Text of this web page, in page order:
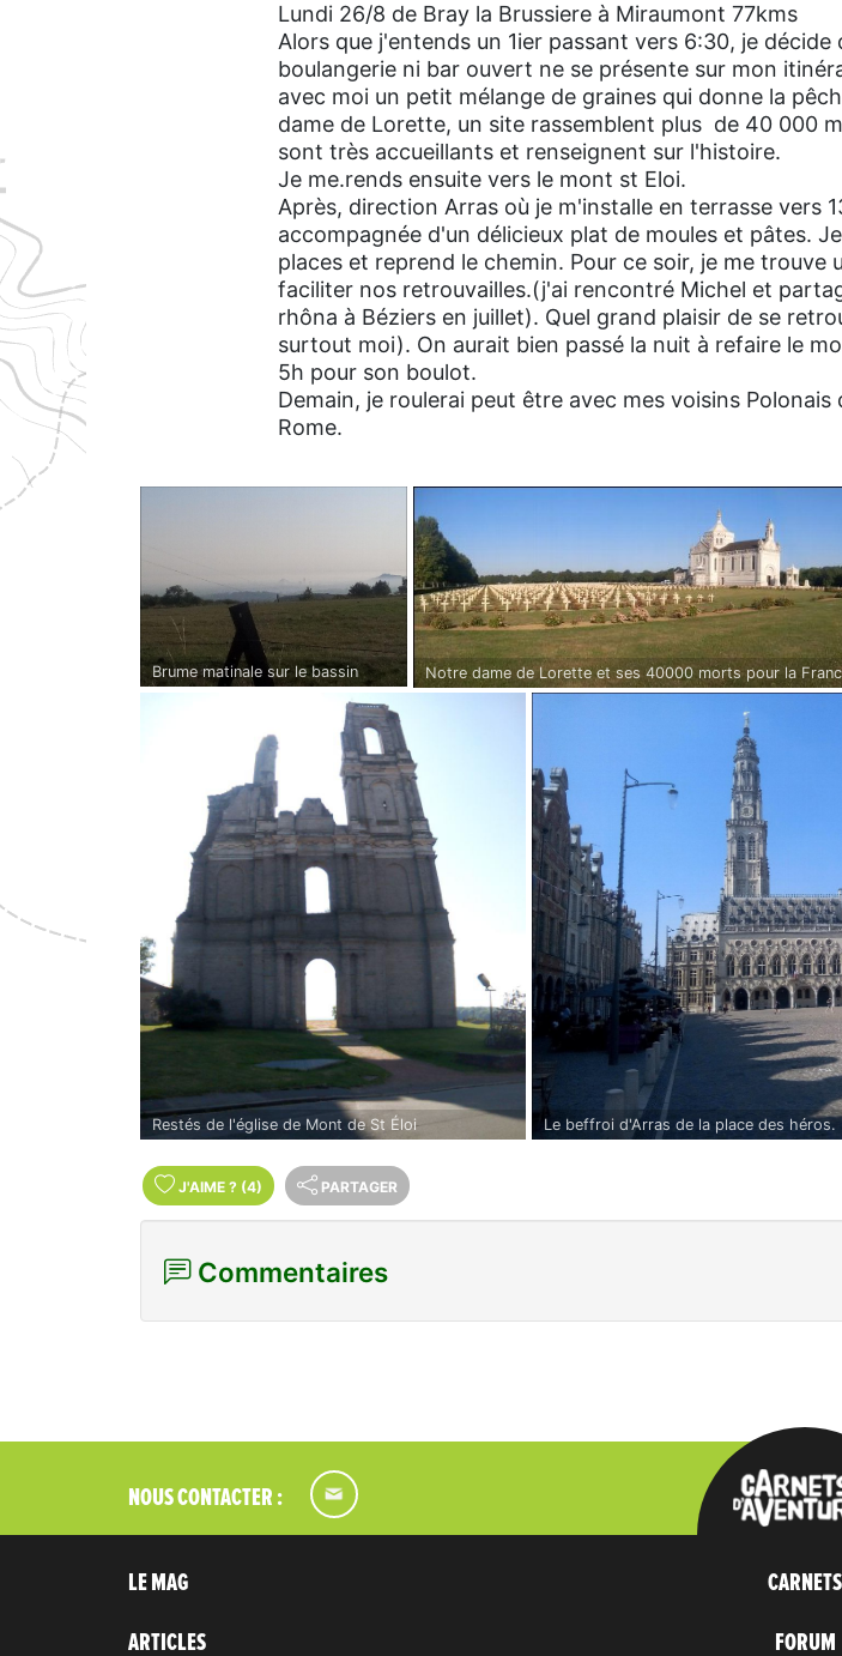
Lundi 26/8 de Bray la Brussiere à Miraumont 77kms
Alors que j'entends un 1ier passant vers 6:30, je
boulangerie ni bar ouvert ne se présente sur mon
avec moi un petit mélange de graines qui donne la
dame de Lorette, un site rassemblent plus de 40 000
sont très accueillants et renseignent sur l'histoire.
Je me.rends ensuite vers le mont st Eloi.
Après, direction Arras où je m'installe en terrasse vers
accompagnée d'un délicieux plat de moules et pâtes.
places et reprend le chemin. Pour ce soir, je me trouve
faciliter nos retrouvailles.(j'ai rencontré Michel et
rhôna à Béziers en juillet). Quel grand plaisir de se
surtout moi). On aurait bien passé la nuit à refaire le
5h pour son boulot.
Demain, je roulerai peut être avec mes voisins
Rome.
Brume matinale sur le bassin
minier.
Notre dame de Lorette et ses 40000 morts pour la
Restés de l'église de Mont de St Éloi Le beffroi d'Arras de la place des héros.
J'AIME ? (4) PARTAGER
Commentaires
NOUS CONTACTER :
LE MAG
ARTICLES
CARNETS
FORUM